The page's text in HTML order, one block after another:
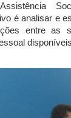
é analisar e
entre as